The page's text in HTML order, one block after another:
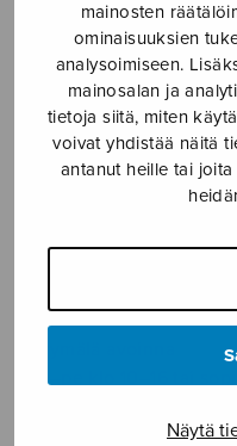
mainosten
ominaisuuksien
analysoimiseen.
mainosalan ja
tietoja siitä, miten
voivat yhdistää näitä
antanut heille tai
Näytä
SOITINKOULUT JA
SOITINMUSIIKKI
YKSINLAULU
Sulasol
ma–pe klo 10–16 tai
Tallberginkatu 1 B, 1,5